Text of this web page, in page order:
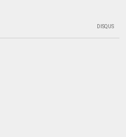
DISQUS